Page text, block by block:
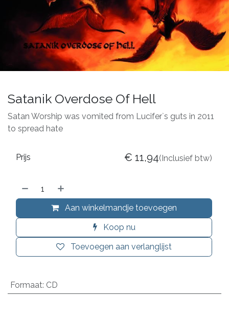
Satanik Overdose Of Hell
Satan Worship was vomited from Lucifer`s guts in 2011
to spread hate
Aan winkelmandje toevoegen
Koop nu
Toevoegen aan verlanglijst
Prijs € 11,94(Inclusief btw)
Formaat: CD